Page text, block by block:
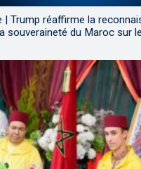
| Trump réaffirme la
souveraineté du Maroc sur